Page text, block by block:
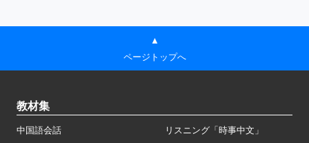
▲
ページトップへ
教材集
中国語会話
リスニング「時事中文」